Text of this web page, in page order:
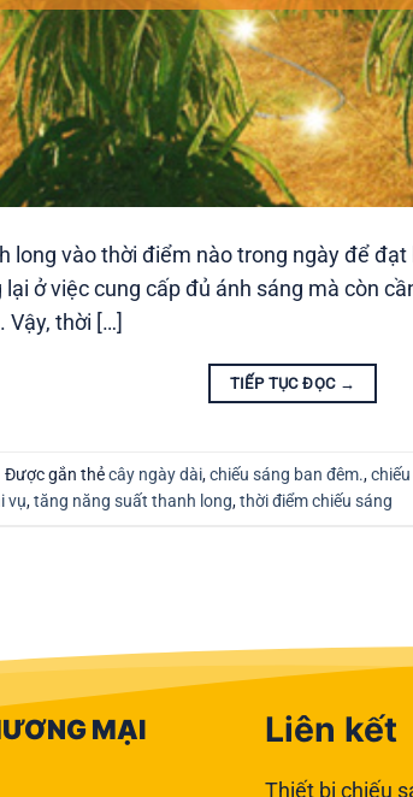
long vào thời điểm nào trong ngày để
ở việc cung cấp đủ ánh sáng mà còn
thời […]
TIẾP TỤC ĐỌC →
Được gắn thẻcây ngày dài,chiếu sáng ban đêm.,
vụ,tăng năng suất thanh long,thời điểm chiếu sáng
MẠI
Liên kết
Thiết bị chiếu